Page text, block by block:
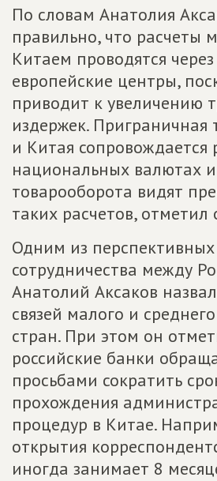
По словам Анатолия
правильно, что расчеты
Китаем проводятся
европейские центры,
приводит к увеличению
издержек. Приграничная
и Китая сопровождается
национальных валютах и
товарооборота видят
таких расчетов, отметил
Одним из
сотрудничества между
Анатолий Аксаков
связей малого и
стран. При этом он
российские банки
просьбами сократить
прохождения
процедур в Китае.
открытия
иногда занимает 8